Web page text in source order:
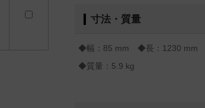
寸法・質量
◆幅：85 mm ◆長：1230 mm
◆質量：5.9 kg